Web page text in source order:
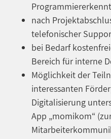
nach
telefonischer
bei Bedarf
Bereich für interne
Möglichkeit der
interessanten
Digitalisierung
App „momikom“